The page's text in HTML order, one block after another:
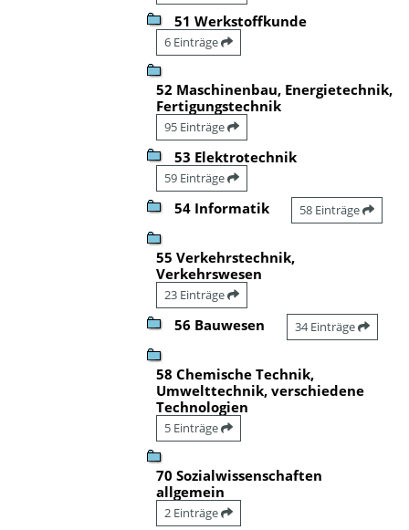
51 Werkstoffkunde
6 Einträge
52 Maschinenbau, Energietechnik,
Fertigungstechnik
95 Einträge
53 Elektrotechnik
59 Einträge
54 Informatik 58 Einträge
55 Verkehrstechnik,
Verkehrswesen
23 Einträge
56 Bauwesen 34 Einträge
58 Chemische Technik,
Umwelttechnik, verschiedene
Technologien
5 Einträge
70 Sozialwissenschaften
allgemein
2 Einträge